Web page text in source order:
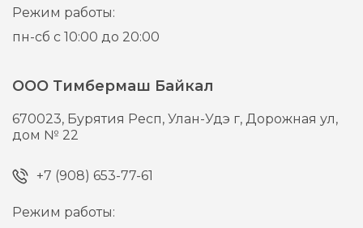
Режим работы:
пн-сб с 10:00 до 20:00
ООО Тимбермаш Байкал
670023, Бурятия Респ, Улан-Удэ г,Дорожная ул,
дом № 22
+7 (908) 653-77-61
Режим работы: